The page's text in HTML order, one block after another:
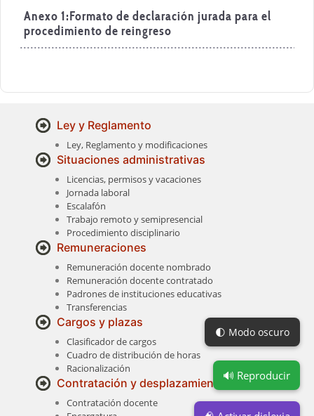
Anexo 1:Formato de declaración jurada para el
procedimiento de reingreso
Ley y Reglamento
Ley, Reglamento y modificaciones
Situaciones administrativas
Licencias, permisos y vacaciones
Jornada laboral
Escalafón
Trabajo remoto y semipresencial
Procedimiento disciplinario
Remuneraciones
Remuneración docente nombrado
Remuneración docente contratado
Padrones de instituciones educativas
Transferencias
Cargos y plazas
Clasificador de cargos
Cuadro de distribución de horas
Racionalización
Contratación y desplazamientos
Contratación docente
🌓 Modo oscuro
🔊 Reproducir